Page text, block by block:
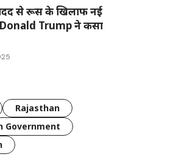
से रूस के खिलाफ नई
Trump ने कसा
Rajasthan
Government